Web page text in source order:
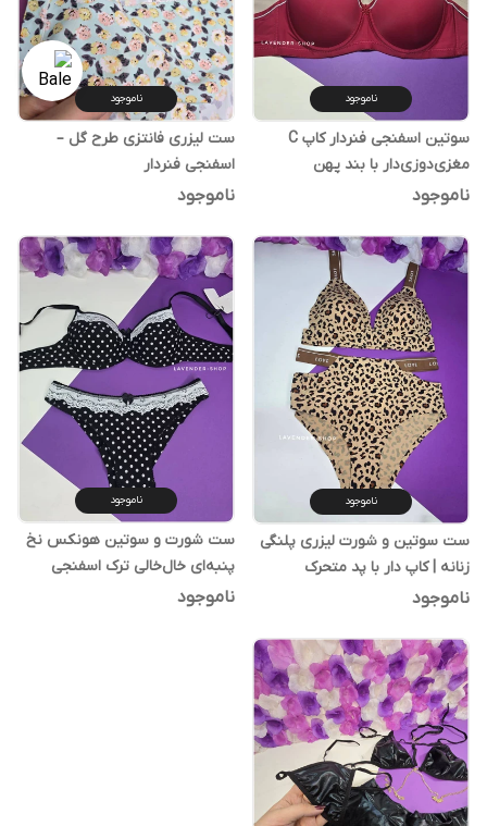
ناموجود
سوتین اسفنجی فنردار کاپ C
مغزی‌دوزی‌دار با بند پهن
ناموجود
ناموجود
ست لیزری فانتزی طرح گل –
اسفنجی فنردار
ناموجود
ناموجود
ست سوتین و شورت لیزری پلنگی
زنانه | کاپ دار با پد متحرک
ناموجود
ناموجود
ست شورت و سوتین هونکس نخ
پنبه‌ای خال‌خالی ترک اسفنجی
فنردار
ناموجود